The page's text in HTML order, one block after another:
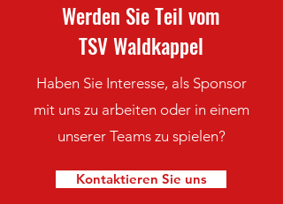
Werden Sie Teil vom
TSV Waldkappel
Haben Sie Interesse, als Sponsor
mit uns zu arbeiten oder in einem
unserer Teams zu spielen?
Kontaktieren Sie uns